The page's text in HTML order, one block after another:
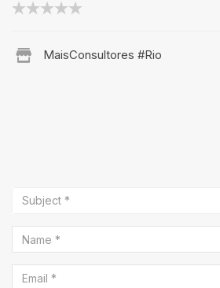
MaisConsultores #Rio
Subject *